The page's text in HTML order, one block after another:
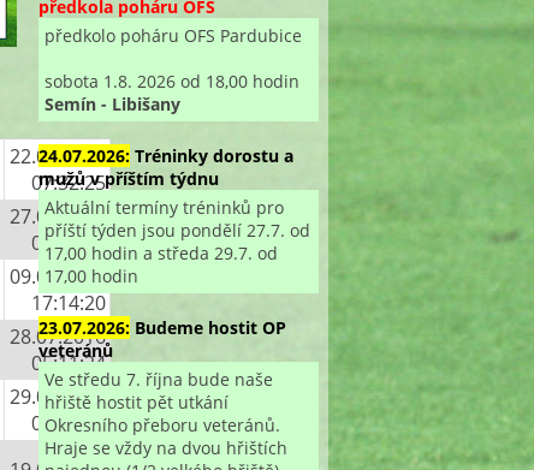
22.01.2016
07:32:25
27.01.2016
08:10:40
09.06.2016
17:14:20
28.07.2016
05:11:24
29.04.2017
04:56:26
předkola poháru OFS
předkolo poháru OFS Pardubice
sobota 1.8. 2026 od 18,00 hodin
Semín - Libišany
24.07.2026: Tréninky dorostu a
mužů v příštím týdnu
Aktuální termíny tréninků pro
příští týden jsou pondělí 27.7. od
17,00 hodin a středa 29.7. od
17,00 hodin
23.07.2026: Budeme hostit OP
veteránů
Ve středu 7. října bude naše
hřiště hostit pět utkání
Okresního přeboru veteránů.
Hraje se vždy na dvou hřištích